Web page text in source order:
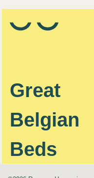
Great
Belgian
Beds